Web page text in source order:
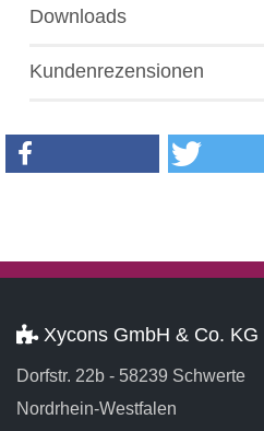
Downloads
Kundenrezensionen
Xycons GmbH & Co. KG
Dorfstr. 22b - 58239 Schwerte
Nordrhein-Westfalen